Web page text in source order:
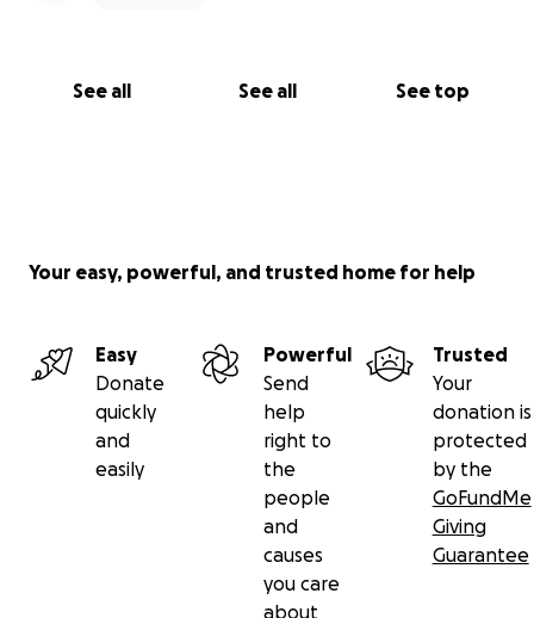
See all See all See top
Your easy, powerful, and trusted home for help
Easy
Donate
quickly
and
easily
Powerful
Send
help
right to
the
people
and
causes
you care
about
Trusted
Your
donation is
protected
by the
GoFundMe
Giving
Guarantee